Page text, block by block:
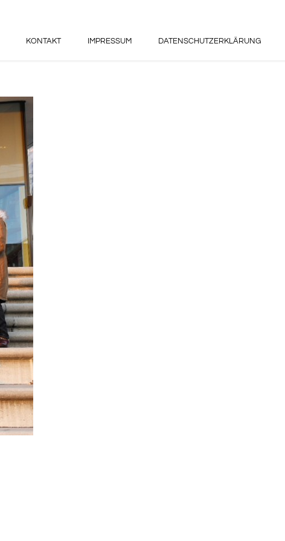
KONTAKT IMPRESSUM DATENSCHUTZERKLÄRUNG